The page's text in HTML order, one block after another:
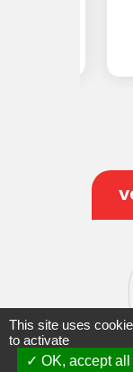
MENTIONS LÉGALES &
Copyright 2021
This site uses
to activate
OK, accept all